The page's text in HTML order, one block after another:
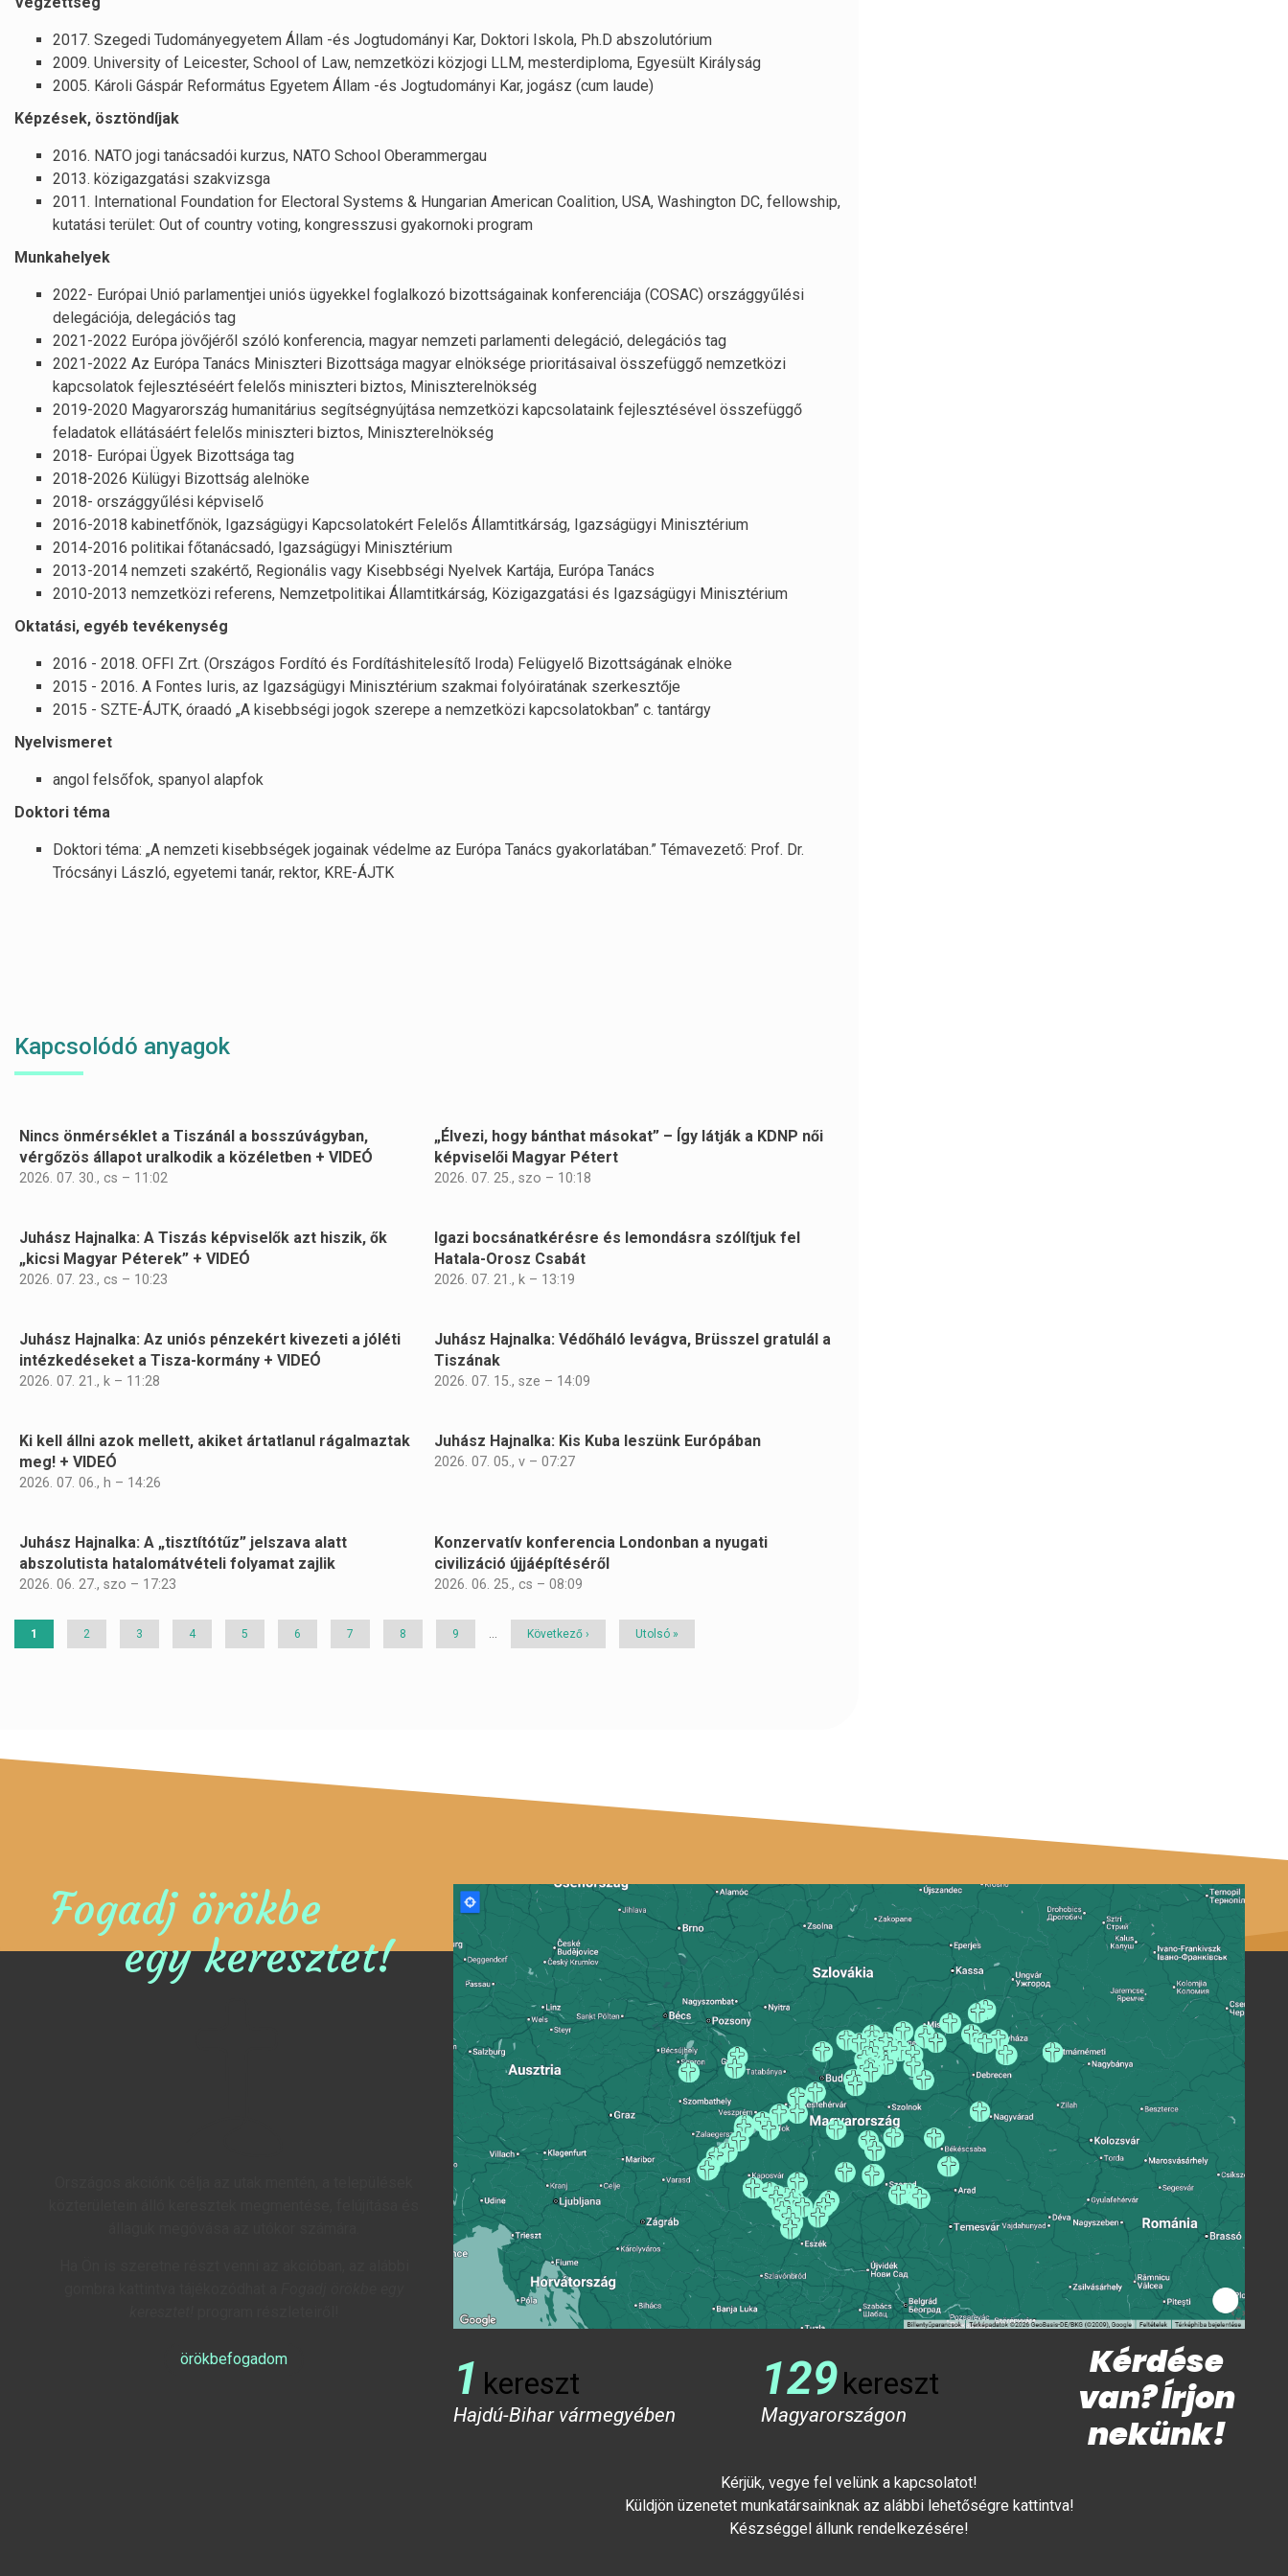
2017. Szegedi Tudományegyetem Állam -és Jogtudományi Kar, Doktori Iskola, Ph.D abszolutórium
2009. University of Leicester, School of Law, nemzetközi közjogi LLM, mesterdiploma, Egyesült Királyság
2005. Károli Gáspár Református Egyetem Állam -és Jogtudományi Kar, jogász (cum laude)
Képzések, ösztöndíjak
2016. NATO jogi tanácsadói kurzus, NATO School Oberammergau
2013. közigazgatási szakvizsga
2011. International Foundation for Electoral Systems & Hungarian American Coalition, USA, Washington DC, fellowship,
kutatási terület: Out of country voting, kongresszusi gyakornoki program
Munkahelyek
2022- Európai Unió parlamentjei uniós ügyekkel foglalkozó bizottságainak konferenciája (COSAC) országgyűlési
delegációja, delegációs tag
2021-2022 Európa jövőjéről szóló konferencia, magyar nemzeti parlamenti delegáció, delegációs tag
2021-2022 Az Európa Tanács Miniszteri Bizottsága magyar elnöksége prioritásaival összefüggő nemzetközi
kapcsolatok fejlesztéséért felelős miniszteri biztos, Miniszterelnökség
2019-2020 Magyarország humanitárius segítségnyújtása nemzetközi kapcsolataink fejlesztésével összefüggő
feladatok ellátásáért felelős miniszteri biztos, Miniszterelnökség
2018- Európai Ügyek Bizottsága tag
2018-2026 Külügyi Bizottság alelnöke
2018- országgyűlési képviselő
2016-2018 kabinetfőnök, Igazságügyi Kapcsolatokért Felelős Államtitkárság, Igazságügyi Minisztérium
2014-2016 politikai főtanácsadó, Igazságügyi Minisztérium
2013-2014 nemzeti szakértő, Regionális vagy Kisebbségi Nyelvek Kartája, Európa Tanács
2010-2013 nemzetközi referens, Nemzetpolitikai Államtitkárság, Közigazgatási és Igazságügyi Minisztérium
Oktatási, egyéb tevékenység
2016 - 2018. OFFI Zrt. (Országos Fordító és Fordításhitelesítő Iroda) Felügyelő Bizottságának elnöke
2015 - 2016. A Fontes Iuris, az Igazságügyi Minisztérium szakmai folyóiratának szerkesztője
2015 - SZTE-ÁJTK, óraadó „A kisebbségi jogok szerepe a nemzetközi kapcsolatokban” c. tantárgy
Nyelvismeret
angol felsőfok, spanyol alapfok
Doktori téma
Doktori téma: „A nemzeti kisebbségek jogainak védelme az Európa Tanács gyakorlatában.” Témavezető: Prof. Dr.
Trócsányi László, egyetemi tanár, rektor, KRE-ÁJTK
Kapcsolódó anyagok
Nincs önmérséklet a Tiszánál a bosszúvágyban,
vérgőzös állapot uralkodik a közéletben + VIDEÓ
2026. 07. 30., cs – 11:02
„Élvezi, hogy bánthat másokat” – Így látják a KDNP női
képviselői Magyar Pétert
2026. 07. 25., szo – 10:18
Juhász Hajnalka: A Tiszás képviselők azt hiszik, ők
„kicsi Magyar Péterek” + VIDEÓ
2026. 07. 23., cs – 10:23
Igazi bocsánatkérésre és lemondásra szólítjuk fel
Hatala-Orosz Csabát
2026. 07. 21., k – 13:19
Juhász Hajnalka: Az uniós pénzekért kivezeti a jóléti
intézkedéseket a Tisza-kormány + VIDEÓ
2026. 07. 21., k – 11:28
Juhász Hajnalka: Védőháló levágva, Brüsszel gratulál a
Tiszának
2026. 07. 15., sze – 14:09
Ki kell állni azok mellett, akiket ártatlanul rágalmaztak
meg! + VIDEÓ
2026. 07. 06., h – 14:26
Juhász Hajnalka: Kis Kuba leszünk Európában
2026. 07. 05., v – 07:27
Juhász Hajnalka: A „tisztítótűz” jelszava alatt
abszolutista hatalomátvételi folyamat zajlik
2026. 06. 27., szo – 17:23
Konzervatív konferencia Londonban a nyugati
civilizáció újjáépítéséről
2026. 06. 25., cs – 08:09
Oldalszámozás
Jelenlegi
1 Page
2 Page
3 Page
4 Page
5 Page
6 Page
7 Page
8 Page
9
Következő
Következő ›
Utolsó
Utolsó »
Fogadj örökbe
egy keresztet!
örökbefogadom 1 kereszt
Hajdú-Bihar vármegyében
129kereszt
Magyarországon
Kérdése
van? Írjon
nekünk!
Kérjük, vegye fel velünk a kapcsolatot!
Küldjön üzenetet munkatársainknak az alábbi lehetőségre kattintva!
Készséggel állunk rendelkezésére!